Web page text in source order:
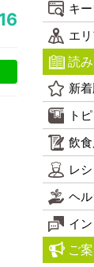
キ
エ
読
新
ト
飲
レ
ヘ
イ
ご